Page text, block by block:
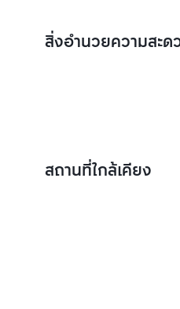
สิ่งอำนวยความสะด
สถานที่ใกล้เคียง